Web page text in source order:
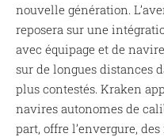
nouvelle génération.
reposera sur une
avec équipage et de
sur de longues distances
plus contestés. Kraken
navires autonomes de
part, offre l’envergure,